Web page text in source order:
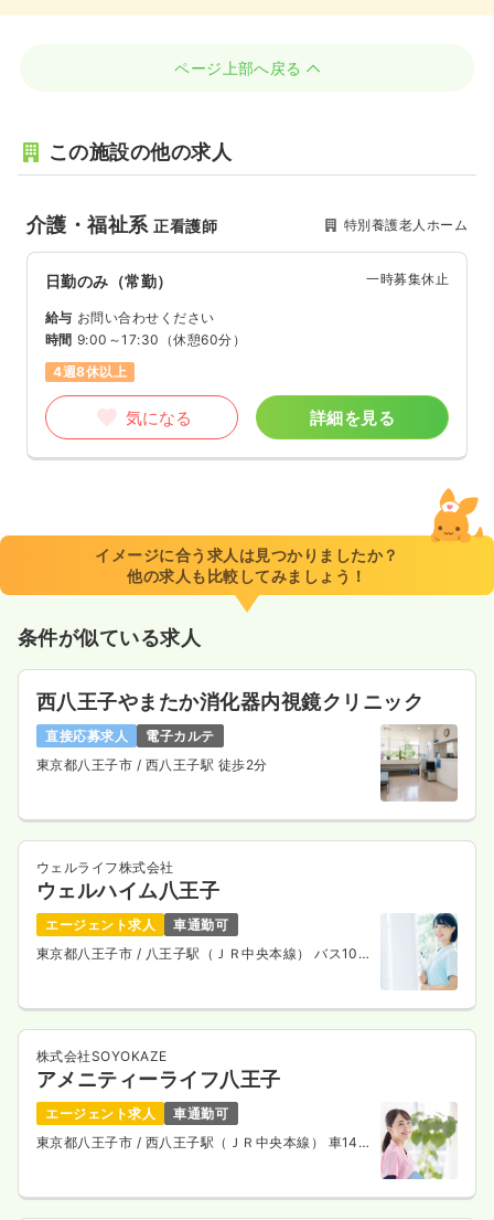
ページ上部へ戻る
この施設の他の求人
介護・福祉系正看護師 特別養護老人ホーム
日勤のみ（常勤） 一時募集休止
給与 お問い合わせください
時間 9:00～17:30 （休憩60分）
4週8休以上
気になる 詳細を見る
イメージに合う求人は見つかりましたか？
他の求人も比較してみましょう！
条件が似ている求人
西八王子やまたか消化器内視鏡クリニック
直接応募求人
電子カルテ
東京都八王子市 / 西八王子駅 徒歩2分
ウェルライフ株式会社
ウェルハイム八王子
エージェント求人
車通勤可
東京都八王子市 / 八王子駅（ＪＲ中央本線） バス10
株式会社SOYOKAZE
アメニティーライフ八王子
エージェント求人
車通勤可
東京都八王子市 / 西八王子駅（ＪＲ中央本線） 車14